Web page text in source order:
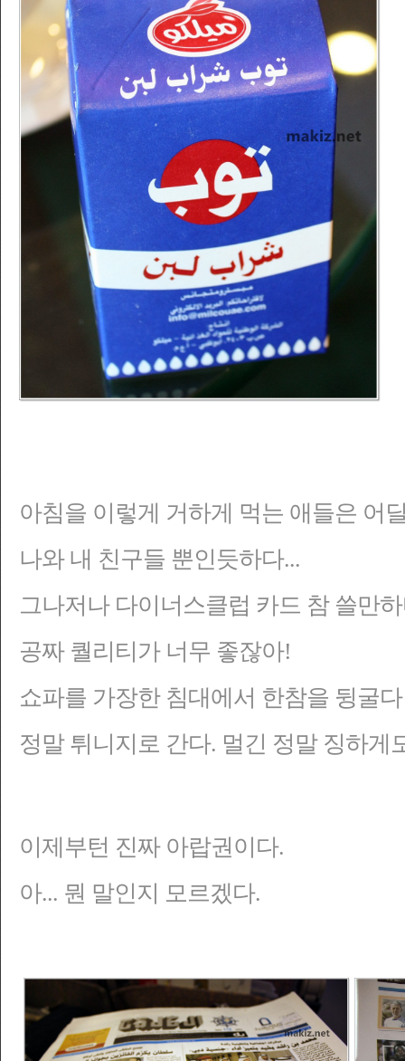
아침을 이렇게 거하게 먹는 애들은 어
나와 내 친구들 뿐인듯하다...
그나저나 다이너스클럽 카드 참 쓸만
공짜 퀄리티가 너무 좋잖아!
쇼파를 가장한 침대에서 한참을 뒹굴
정말 튀니지로 간다. 멀긴 정말 징하게
이제부턴 진짜 아랍권이다.
아... 뭔 말인지 모르겠다.